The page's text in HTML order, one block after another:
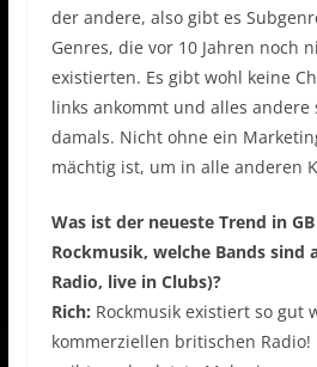
der andere, also gibt es
Genres, die vor 10 Jahren noch
existierten. Es gibt wohl keine
links ankommt und alles
damals. Nicht ohne ein
mächtig ist, um in alle anderen
Was ist der neueste Trend in
Rockmusik, welche Bands sind
Radio, live in Clubs)?
Rich: Rockmusik existiert so gut
kommerziellen britischen